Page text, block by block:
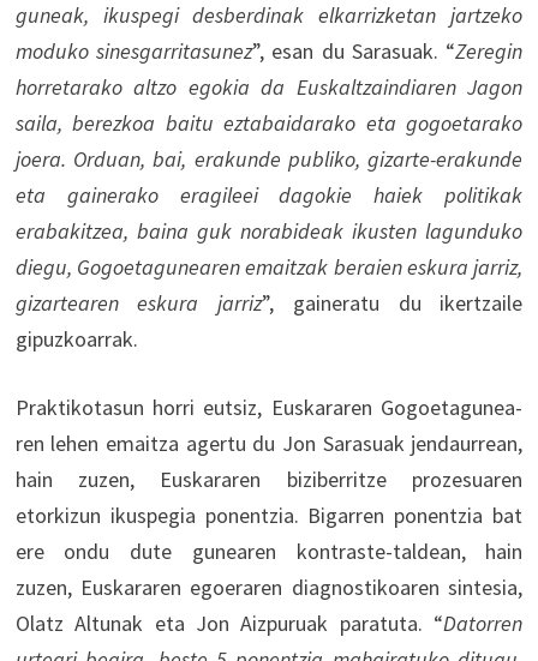
guneak, ikuspegi desberdinak elkarrizketan jartzeko
moduko sinesgarritasunez”, esan du Sarasuak. “Zeregin
horretarako altzo egokia da Euskaltzaindiaren Jagon
saila, berezkoa baitu eztabaidarako eta gogoetarako
joera. Orduan, bai, erakunde publiko, gizarte-erakunde
eta gainerako eragileei dagokie haiek politikak
erabakitzea, baina guk norabideak ikusten lagunduko
diegu, Gogoetagunearen emaitzak beraien eskura jarriz,
gizartearen eskura jarriz”, gaineratu du ikertzaile
gipuzkoarrak.
Praktikotasun horri eutsiz, Euskararen Gogoetagunea-
ren lehen emaitza agertu du Jon Sarasuak jendaurrean,
hain zuzen, Euskararen biziberritze prozesuaren
etorkizun ikuspegia ponentzia. Bigarren ponentzia bat
ere ondu dute gunearen kontraste-taldean, hain
zuzen, Euskararen egoeraren diagnostikoaren sintesia,
Olatz Altunak eta Jon Aizpuruak paratuta. “Datorren